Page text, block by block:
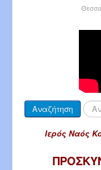
Αναζήτηση
Ιερός Ναός